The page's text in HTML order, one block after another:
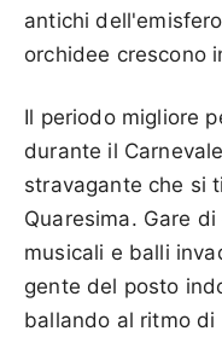
antichi
orchidee crescono
Il periodo migliore
durante il
stravagante che si
Quaresima. Gare
musicali e balli
gente del posto
ballando al ritmo